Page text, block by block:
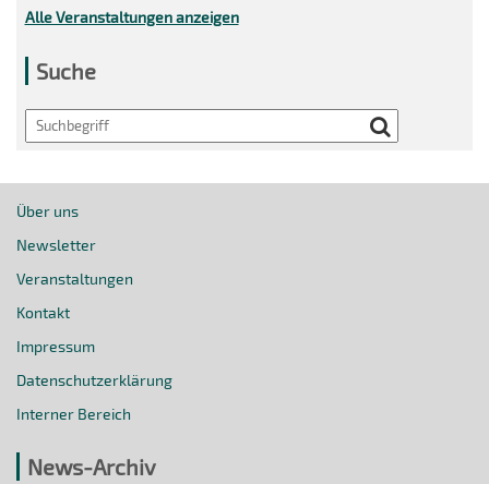
Alle Veranstaltungen anzeigen
Suche
Search
Über uns
Newsletter
Veranstaltungen
Kontakt
Impressum
Datenschutzerklärung
Interner Bereich
News-Archiv